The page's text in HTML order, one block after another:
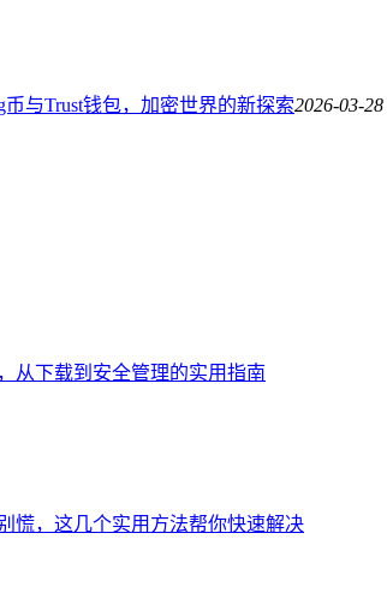
币与Trust钱包，加密世界的新探索2026-03-
从下载到安全管理的实用指南
慌，这几个实用方法帮你快速解决